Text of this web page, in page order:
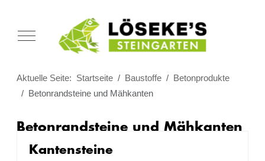
Mobile Menu Toggle
Aktuelle Seite: Startseite Baustoffe
Betonprodukte
Betonrandsteine und Mähkanten
Betonrandsteine und Mähkanten
Kantensteine